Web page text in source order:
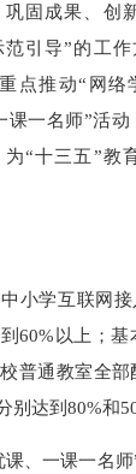
固成果、创
引导”的工
点推动“网
课一名师”活
“十三五”教
学互联网接
60%以上；
普通教室全
别达到80%和
一课一名师